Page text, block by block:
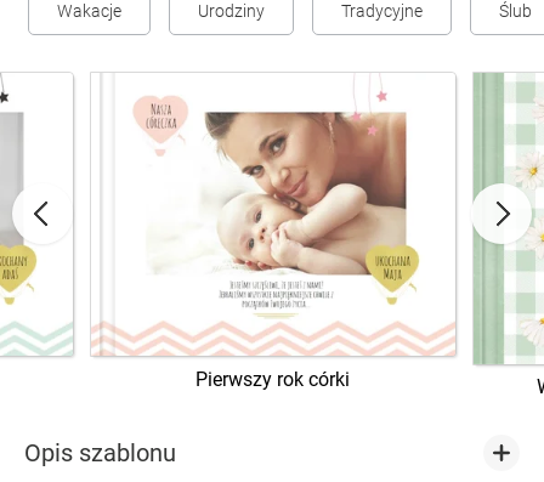
Wakacje Urodziny Tradycyjne Ślub
Pierwszy rok córki
Opis szablonu